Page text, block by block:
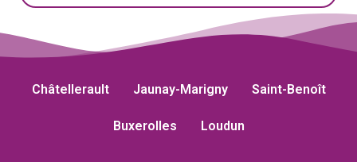
Châtellerault Jaunay-Marigny Saint-Benoît
Buxerolles Loudun